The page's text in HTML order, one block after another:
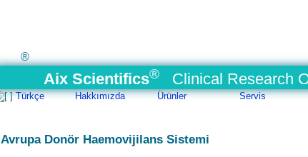
®
Aix Scientifics® Clinical Research
Türkçe Hakkımızda Ürünler Servis
Avrupa Donör Haemovijilans Sistemi